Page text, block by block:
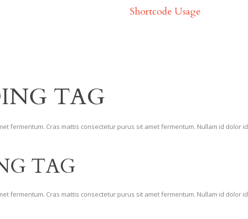
Shortcode Usage
TAG
fermentum. Cras mattis consectetur purus sit amet fermentum. Nullam id dolor id
TAG
fermentum. Cras mattis consectetur purus sit amet fermentum. Nullam id dolor id